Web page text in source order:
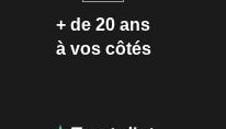
+ de 20 ans
à vos côtés